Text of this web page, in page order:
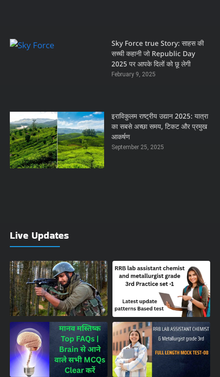
Sky Force true Story: साहस की
सच्ची कहानी जो Republic Day
2025 पर आपके दिलों को छू लेगी
February 9, 2025
इराविकुलम राष्ट्रीय उद्यान 2025: यात्रा
का सबसे अच्छा समय, टिकट और प्रमुख
आकर्षण
September 25, 2025
Live Updates